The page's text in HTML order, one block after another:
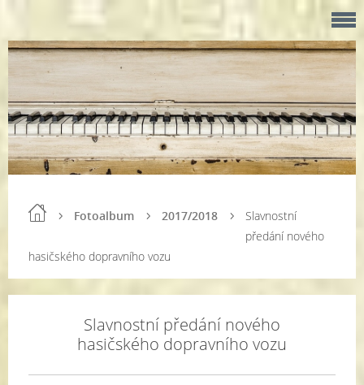
Fotoalbum 2017/2018
Slavnostní
předání nového
hasičského dopravního vozu
Slavnostní předání nového
hasičského dopravního vozu